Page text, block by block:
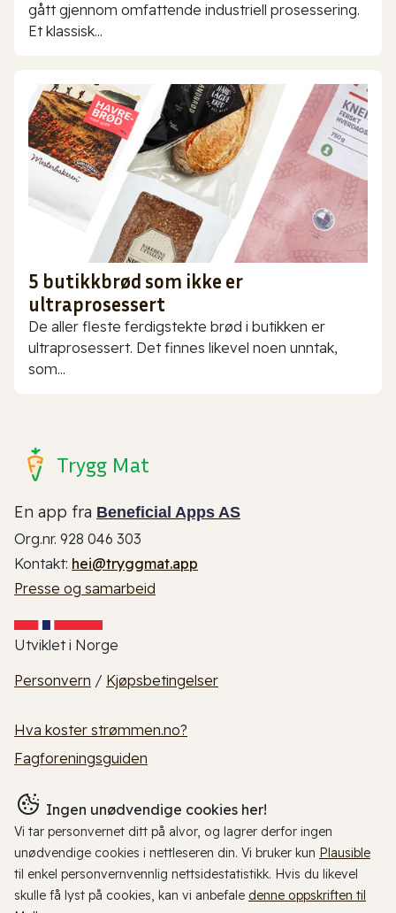
gått gjennom omfattende industriell prosessering.
Et klassisk...
5 butikkbrød som ikke er
ultraprosessert
De aller fleste ferdigstekte brød i butikken er
ultraprosessert. Det finnes likevel noen unntak,
som...
Trygg Mat
En app fra Beneficial Apps AS
Org.nr. 928 046 303
Kontakt: hei@tryggmat.app
Presse og samarbeid
Utviklet i Norge
Personvern / Kjøpsbetingelser
Hva koster strømmen.no?
Fagforeningsguiden
Ingen unødvendige cookies her!
Vi tar personvernet ditt på alvor, og lagrer derfor ingen
unødvendige cookies i nettleseren din. Vi bruker kun Plausible
til enkel personvernvennlig nettsidestatistikk. Hvis du likevel
skulle få lyst på cookies, kan vi anbefale denne oppskriften til